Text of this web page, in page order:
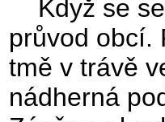
Když se
průvod obcí.
tmě v trávě
nádherná